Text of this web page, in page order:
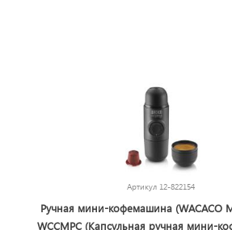
Артикул 12-822154
Ручная мини-кофемашина (WACACO
WCCMPC (Капсульная ручная мини-